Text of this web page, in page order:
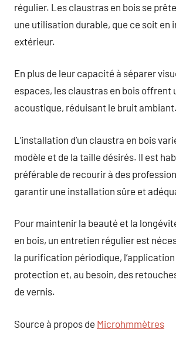
régulier. Les claustras en bois se
une utilisation durable, que ce soit en
extérieur.
En plus de leur capacité à séparer
espaces, les claustras en bois offrent
acoustique, réduisant le bruit ambiant.
L’installation d’un claustra en bois
modèle et de la taille désirés. Il est
préférable de recourir à des
garantir une installation sûre et
Pour maintenir la beauté et la
en bois, un entretien régulier est
la purification périodique,
protection et, au besoin, des
de vernis.
Source à propos de Microhmmètres